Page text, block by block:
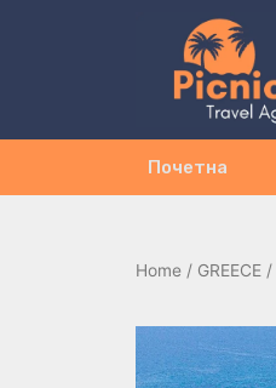
Почетна
Home / GREECE /